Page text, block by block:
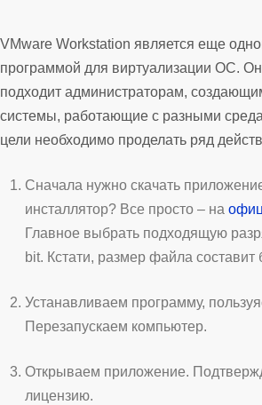
VMware Workstation является еще
программой для виртуализации ОС.
подходит администраторам,
системы, работающие с разными
цели необходимо проделать ряд
Сначала нужно скачать
инсталлятор? Все просто – на
Главное выбрать подходящую
bit. Кстати, размер файла
Устанавливаем программу,
Перезапускаем компьютер.
Открываем приложение.
лицензию.